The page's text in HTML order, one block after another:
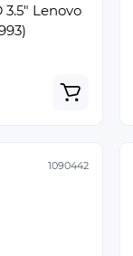
Lenovo
1090442